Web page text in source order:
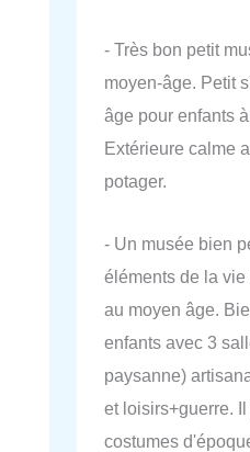
- Très bon petit
moyen-âge. Petit
âge pour enfants
Extérieure calme
potager.
- Un musée bien
éléments de la
au moyen âge.
enfants avec 3
paysanne)
et loisirs+guerre.
costumes